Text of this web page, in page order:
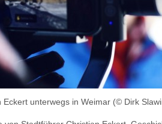
unterwegs in Weimar (© Dirk